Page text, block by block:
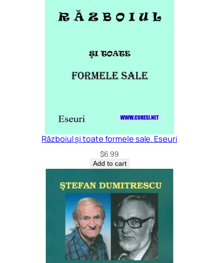
Războiul și toate formele sale. Eseuri
$6.99
Add to cart